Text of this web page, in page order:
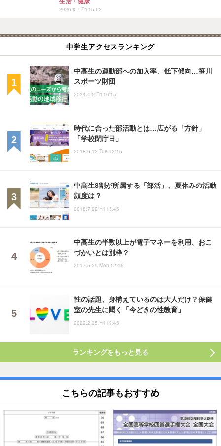
生活・健康
2026.8.7 Fri 15:52
中学生アクセスランキング
中高生の運動部への加入率、低下傾向…笹川
スポーツ財団
2024.4.5 Fri 16:15
時代に合った部活動とは…広がる「方針」
「学校閉庁日」
2018.6.12 Tue 12:15
中高生8割が所属する「部活」、夏休みの活動
頻度は？
2016.7.22 Fri 15:45
中高生の半数以上が電子マネーを利用、おこ
づかいとは別枠？
2017.5.29 Mon 12:15
性の話題、身構えているのは大人だけ？保健
室の先生に聞く「今どきの性教育」
2022.2.25 Fri 19:45
ランキングをもっと見る
こちらの記事もおすすめ